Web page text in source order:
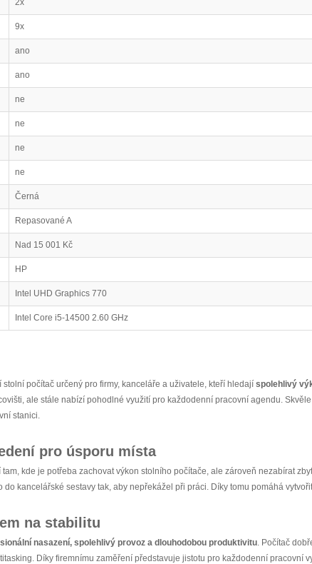
2x
9x
ano
ano
ne
ne
ne
ne
Černá
Repasované A
Nad 15 001 Kč
HP
Intel UHD Graphics 770
Intel Core i5-14500 2.60 GHz
počítač určený pro firmy, kanceláře a uživatele, kteří hledají spolehlivý
ale stále nabízí pohodlné využití pro každodenní pracovní agendu.
stanici.
pro úsporu místa
kde je potřeba zachovat výkon stolního počítače, ale zároveň nezabírat
kancelářské sestavy tak, aby nepřekážel při práci. Díky tomu pomáhá
na stabilitu
nasazení, spolehlivý provoz a dlouhodobou produktivitu. Počítač
Díky firemnímu zaměření představuje jistotu pro každodenní pracovní